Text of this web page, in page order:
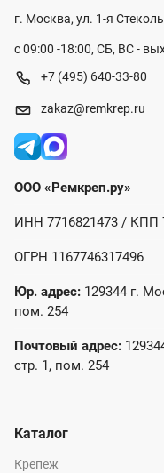
г. Москва, ул. 1-я
с 09:00 -18:00, СБ, ВС -
+7 (495) 640-33-80
zakaz@remkrep.ru
ООО «Ремкреп.ру»
ИНН 7716821473 / КПП
ОГРН 1167746317496
Юр. адрес: 129344 г.
пом. 254
Почтовый адрес:
стр. 1, пом. 254
Каталог
Крепеж